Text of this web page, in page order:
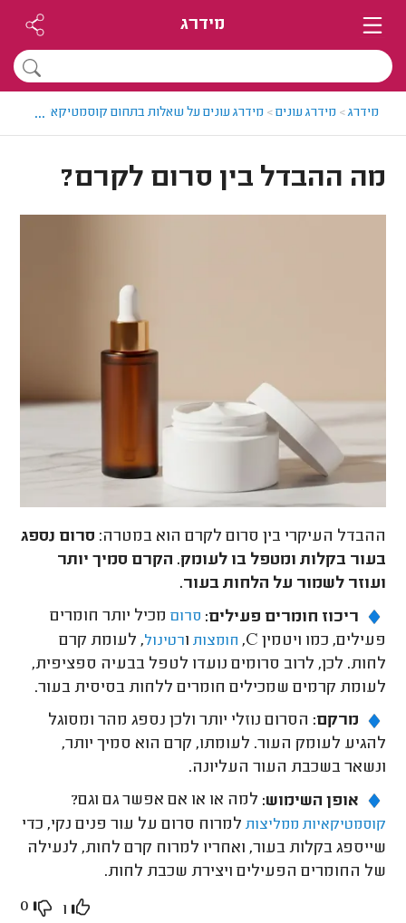
מידרג
מידרג> מידרג עונים> מידרג עונים על שאלות בתחום קוסמטיקאיות
...
מה ההבדל בין סרום לקרם?
ההבדל העיקרי בין סרום לקרם הוא במטרה: סרום נספג
בעור בקלות ומטפל בו לעומק. הקרם סמיך יותר
ועוזר לשמור על הלחות בעור.
ריכוז חומרים פעילים: סרום מכיל יותר חומרים
פעילים, כמו ויטמין C,
חומצות ורטינול, לעומת קרם
לחות. לכן, לרוב סרומים נועדו לטפל בבעיה ספציפית,
לעומת קרמים שמכילים חומרים ללחות בסיסית בעור.
מרקם: הסרום נוזלי יותר ולכן נספג מהר ומסוגל
להגיע לעומק העור. לעומתו, קרם הוא סמיך יותר,
ונשאר בשכבת העור העליונה.
אופן השימוש: למה או או אם אפשר גם וגם?
קוסמטיקאיות ממליצות למרוח סרום על עור פנים נקי, כדי
שייספג בקלות בעור, ואחריו למרוח קרם לחות, לנעילה
של החומרים הפעילים ויצירת שכבת לחות.
1
0